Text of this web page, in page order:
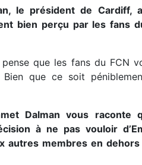
le président de
bien perçu par les fans
que les fans du FCN
que ce soit
Dalman vous raconte
à ne pas vouloir
autres membres en